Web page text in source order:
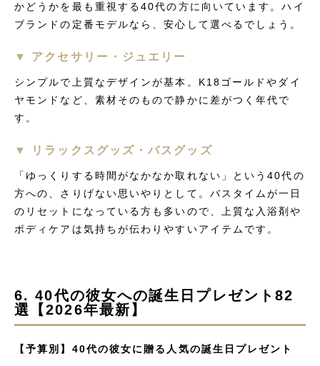
かどうかを最も重視する40代の方に向いています。ハイ
ブランドの定番モデルなら、安心して選べるでしょう。
▼ アクセサリー・ジュエリー
シンプルで上質なデザインが基本。K18ゴールドやダイ
ヤモンドなど、素材そのもので静かに差がつく年代で
す。
▼ リラックスグッズ・バスグッズ
「ゆっくりする時間がなかなか取れない」という40代の
方への、さりげない思いやりとして。バスタイムが一日
のリセットになっている方も多いので、上質な入浴剤や
ボディケアは気持ちが伝わりやすいアイテムです。
6. 40代の彼女への誕生日プレゼント82
選【2026年最新】
【予算別】40代の彼女に贈る人気の誕生日プレゼント